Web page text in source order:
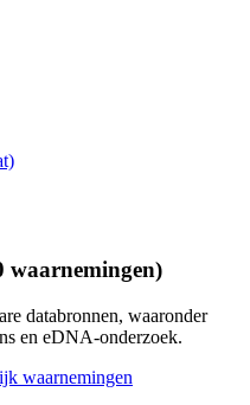
waarnemingen)
databronnen, waaronder
en eDNA-onderzoek.
waarnemingen